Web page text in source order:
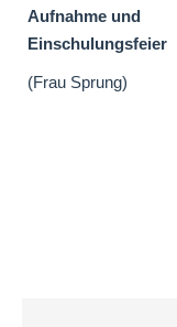
Aufnahme und
Einschulungsfeier
(Frau Sprung)